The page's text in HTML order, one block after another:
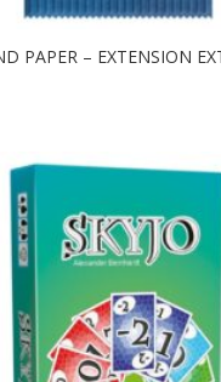
PAPER – EXTENSION